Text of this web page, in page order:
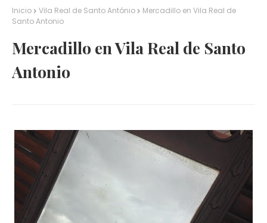
Inicio Vila Real de Santo António
Mercadillo en Vila Real de
Santo Antonio
Mercadillo en Vila Real de Santo
Antonio